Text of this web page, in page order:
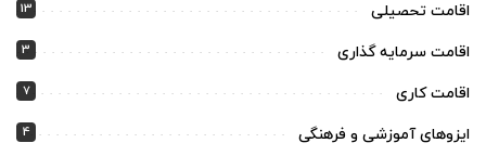
اقامت تحصیلی 13
اقامت سرمایه گذاری 3
اقامت کاری 7
ایزوهای آموزشی و فرهنگی 4